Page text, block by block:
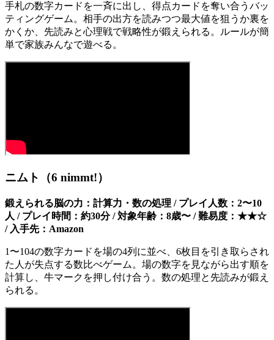
手札の数字カードを一斉に出し、得点カードを奪い合うバッ
ティングゲーム。相手の出方を読みつつ最大値を狙うか裏を
かくか、先読みと心理戦で戦略性が鍛えられる。ルールが簡
単で家族みんなで遊べる。
ニムト（6 nimmt!）
鍛えられる脳の力：計算力・数の処理 / プレイ人数：2〜10
人 / プレイ時間：約30分 / 対象年齢：8歳〜 / 難易度：★★☆
/ 入手先：Amazon
1〜104の数字カードを場の4列に並べ、6枚目を引き取らされ
た人が失点する数比べゲーム。場の数字を見ながら出す順を
計算し、牛マークを押し付け合う。数の処理と先読みが鍛え
られる。